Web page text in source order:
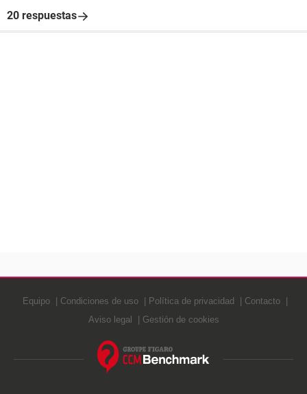
20 respuestas
Equipo Condiciones de uso Política de privacidad
Contacto
Aviso legal
Gestión de cookies